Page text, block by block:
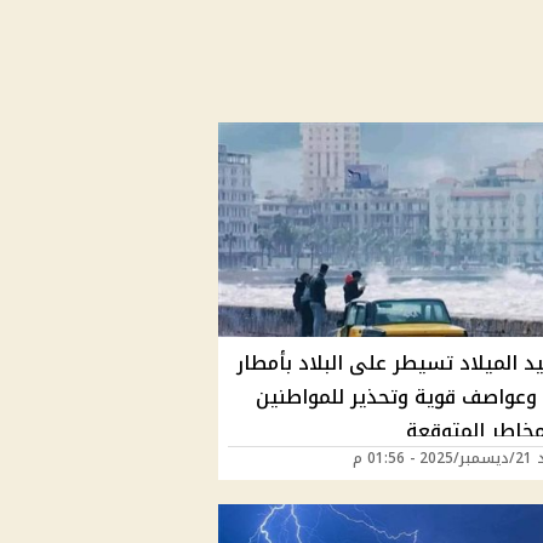
الميلاد تسيطر على البلاد بأمطار
وعواصف قوية وتحذير للمواطنين
المتوقعة
م